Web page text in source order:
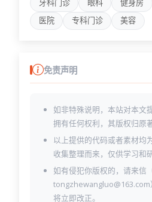
index3.html
login.html
medicine-and-
project-details.html
services-1.html
services-2.html
services-3.html
sign-up.html
testimonials.html
牙科门诊 眼科 健身房
医院
专科门诊 美容
免责声明
如非特殊说明，本站对本文
拥有任何权利，其版权归原
以上提供的代码或者素材均
收集整理而来，仅供学习和
如有侵犯你版权的，请来信
将立即改正。